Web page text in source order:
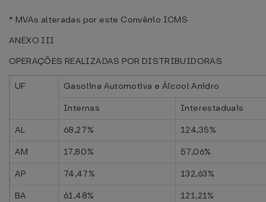
* MVAs alteradas por este Convênio ICMS
ANEXO III
OPERAÇÕES REALIZADAS POR DISTRIBUIDORAS
UF
Gasolina Automotiva e Álcool Anidro
Internas
Interestaduais
AL
68,27%
124,35%
AM
17,80%
57,06%
AP
74,47%
132,63%
BA
61,48%
121,21%